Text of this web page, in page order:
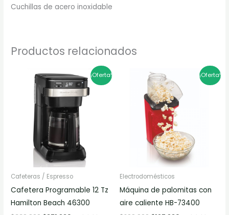
Cuchillas de acero inoxidable
Productos relacionados
¡Oferta!
Cafeteras / Espresso
Cafetera Programable 12 Tz
Hamilton Beach 46300
El
precio
original
era:
$339.900.
precio
actual
es:
$271.920.
¡Oferta!
Electrodomésticos
Máquina de palomitas con
aire caliente HB-73400
El
precio
original
era:
$209.900.
precio
actual
es: